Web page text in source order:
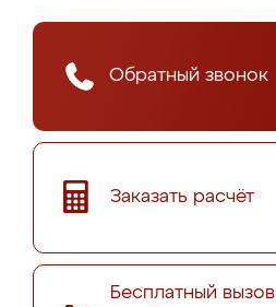
Обратный звонок
Заказать расчёт
Бесплатный вызов